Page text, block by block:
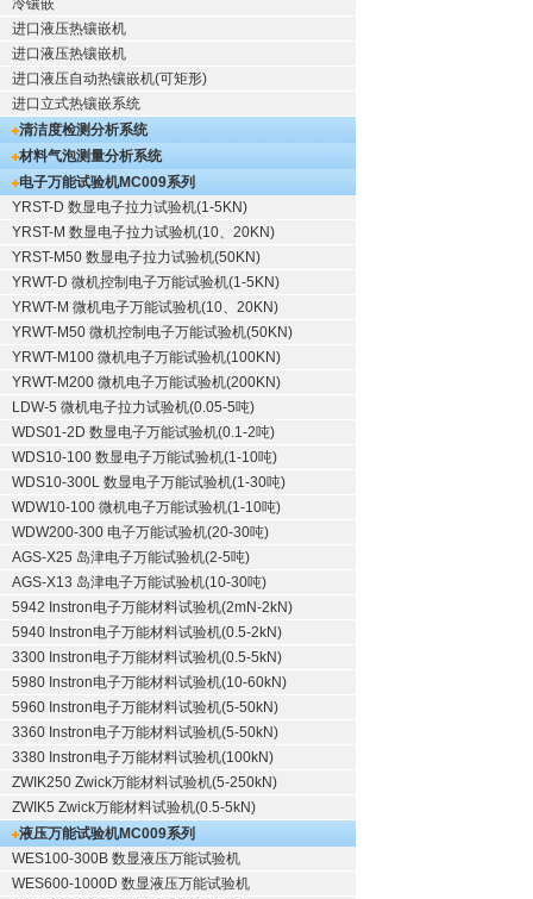
冷镶嵌
进口液压热镶嵌机
进口液压热镶嵌机
进口液压自动热镶嵌机(可矩形)
进口立式热镶嵌系统
清洁度检测分析系统
材料气泡测量分析系统
电子万能试验机MC009系列
YRST-D 数显电子拉力试验机(1-5KN)
YRST-M 数显电子拉力试验机(10、20KN)
YRST-M50 数显电子拉力试验机(50KN)
YRWT-D 微机控制电子万能试验机(1-5KN)
YRWT-M 微机电子万能试验机(10、20KN)
YRWT-M50 微机控制电子万能试验机(50KN)
YRWT-M100 微机电子万能试验机(100KN)
YRWT-M200 微机电子万能试验机(200KN)
LDW-5 微机电子拉力试验机(0.05-5吨)
WDS01-2D 数显电子万能试验机(0.1-2吨)
WDS10-100 数显电子万能试验机(1-10吨)
WDS10-300L 数显电子万能试验机(1-30吨)
WDW10-100 微机电子万能试验机(1-10吨)
WDW200-300 电子万能试验机(20-30吨)
AGS-X25 岛津电子万能试验机(2-5吨)
AGS-X13 岛津电子万能试验机(10-30吨)
5942 Instron电子万能材料试验机(2mN-2kN)
5940 Instron电子万能材料试验机(0.5-2kN)
3300 Instron电子万能材料试验机(0.5-5kN)
5980 Instron电子万能材料试验机(10-60kN)
5960 Instron电子万能材料试验机(5-50kN)
3360 Instron电子万能材料试验机(5-50kN)
3380 Instron电子万能材料试验机(100kN)
ZWIK250 Zwick万能材料试验机(5-250kN)
ZWIK5 Zwick万能材料试验机(0.5-5kN)
液压万能试验机MC009系列
WES100-300B 数显液压万能试验机
WES600-1000D 数显液压万能试验机